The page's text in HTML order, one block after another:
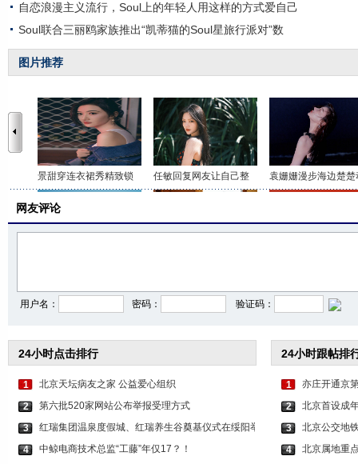
自恋浪漫主义流行，Soul上的年轻人用这样的方式爱自己
Soul联合三丽鸥家族推出“凯蒂猫的Soul星旅行派对”数
图片推荐
景甜穿连衣裙秀精致锁 任敏回复网友让自己整 袁姗姗漫步海边楚楚
网友评论
用户名： 密码： 验证码：
24小时点击排行
1
北京天坛病友之家 公益爱心组织
2
第六批520家网站公布举报受理方式
3
红瑞集团温泉度假城、红瑞养生谷奠基仪式在绥阳举
4
中鲸电商技术总监“工藤”年仅17？！
24小时跟帖排
1
亦庄开通京
2
北京首设成
3
北京公交地
4
北京属地重